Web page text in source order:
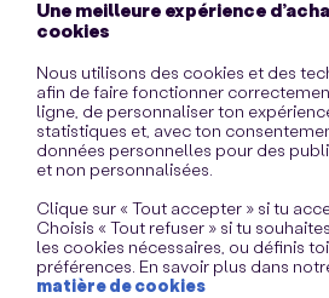
Une meilleure expérience
cookies
Nous utilisons des cookies et des
afin de faire fonctionner
ligne, de personnaliser ton
statistiques et, avec ton
données personnelles pour des
et non personnalisées.
Clique sur « Tout accepter » si tu
Choisis « Tout refuser » si tu
les cookies nécessaires, ou définis
préférences. En savoir plus dans
matière de cookies